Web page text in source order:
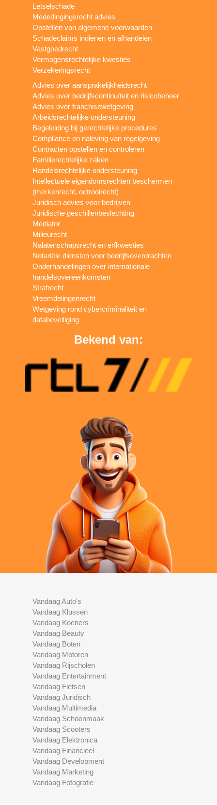
Letselschade
Mededingingsrecht advies
Opstellen van algemene voorwaarden
Schadeclaims indienen en afhandelen
Vastgoedrecht
Vermogensrechtelijke kwesties
Verzekeringsrecht
Advies over aansprakelijkheidsrecht
Advies over bedrijfscontinuïteit en risicobeheer
Advies over franchisewetgeving
Arbeidsrechtelijke ondersteuning
Begeleiding bij gerechtelijke procedures
Compliance en naleving van regelgeving
Contracten opstellen en controleren
Familierechtelijke zaken
Handelsrechtelijke ondersteuning
Intellectuele eigendomsrechten beschermen
(merkenrecht, octrooirecht)
Juridisch advies voor bedrijven
Juridische geschillenbeslechting
Mediator
Milieurecht
Nalatenschapsrecht en erfkwesties
Notariële diensten voor bedrijfsoverdrachten
Onderhandelingen over internationale
handelsovereenkomsten
Strafrecht
Vreemdelingenrecht
Wetgeving rond cybercriminaliteit en
databeveiliging
Bekend van:
Vandaag Auto's
Vandaag Klussen
Vandaag Koeriers
Vandaag Beauty
Vandaag Boten
Vandaag Motoren
Vandaag Rijscholen
Vandaag Entertainment
Vandaag Fietsen
Vandaag Juridisch
Vandaag Multimedia
Vandaag Schoonmaak
Vandaag Scooters
Vandaag Elektronica
Vandaag Financieel
Vandaag Development
Vandaag Marketing
Vandaag Fotografie